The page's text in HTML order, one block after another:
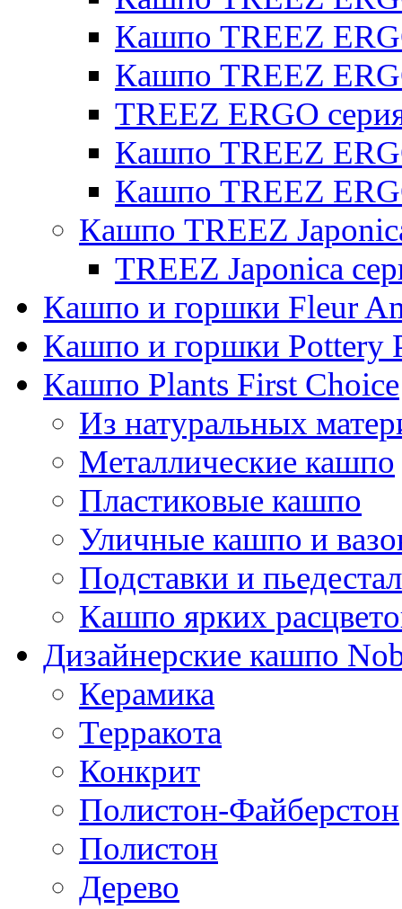
Кашпо TREEZ
Кашпо TREEZ
TREEZ ERGO
Кашпо TREEZ
Кашпо TREEZ
Кашпо TREEZ
TREEZ Japonica
Кашпо и горшки Fleur
Кашпо и горшки Pottery
Кашпо Plants First Choice
Из натуральных
Металлические кашпо
Пластиковые кашпо
Уличные кашпо и
Подставки и
Кашпо ярких
Дизайнерские кашпо
Керамика
Терракота
Конкрит
Полистон-Файберстон
Полистон
Дерево